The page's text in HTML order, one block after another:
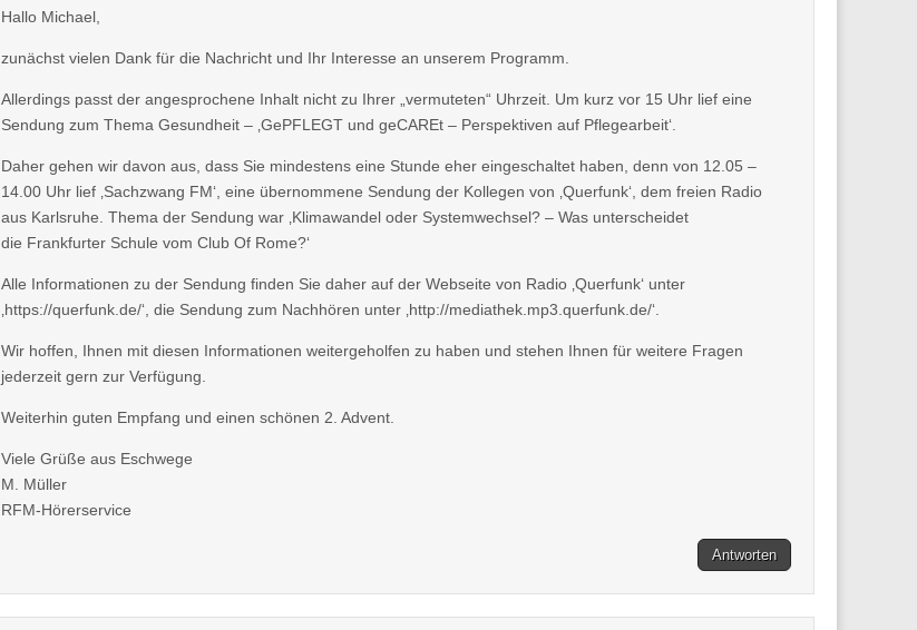
Hallo Michael,
zunächst vielen Dank für die Nachricht und Ihr Interesse an unserem Programm.
Allerdings passt der angesprochene Inhalt nicht zu Ihrer „vermuteten“ Uhrzeit. Um kurz vor 15 Uhr lief eine
Sendung zum Thema Gesundheit – ‚GePFLEGT und geCAREt – Perspektiven auf Pflegearbeit‘.
Daher gehen wir davon aus, dass Sie mindestens eine Stunde eher eingeschaltet haben, denn von 12.05 –
14.00 Uhr lief ‚Sachzwang FM‘, eine übernommene Sendung der Kollegen von ‚Querfunk‘, dem freien Radio
aus Karlsruhe. Thema der Sendung war ‚Klimawandel oder Systemwechsel? – Was unterscheidet
die Frankfurter Schule vom Club Of Rome?‘
Alle Informationen zu der Sendung finden Sie daher auf der Webseite von Radio ‚Querfunk‘ unter
‚https://querfunk.de/‘, die Sendung zum Nachhören unter ‚http://mediathek.mp3.querfunk.de/‘.
Wir hoffen, Ihnen mit diesen Informationen weitergeholfen zu haben und stehen Ihnen für weitere Fragen
jederzeit gern zur Verfügung.
Weiterhin guten Empfang und einen schönen 2. Advent.
Viele Grüße aus Eschwege
M. Müller
RFM-Hörerservice
Antworten